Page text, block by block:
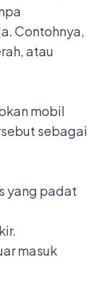
Contohnya,
atau
mobil
sebagai
yang padat
masuk